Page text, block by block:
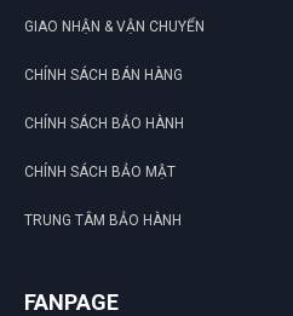
GIAO NHẬN & VẬN CHUYỂN
CHÍNH SÁCH BÁN HÀNG
CHÍNH SÁCH BẢO HÀNH
CHÍNH SÁCH BẢO MẬT
TRUNG TÂM BẢO HÀNH
FANPAGE